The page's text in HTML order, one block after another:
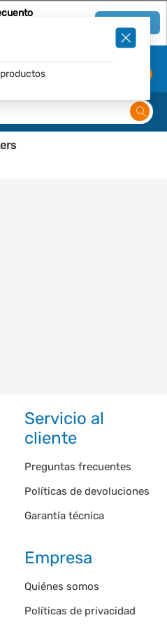
Servicio al
cliente
Preguntas frecuentes
Políticas de devoluciones
Garantía técnica
Empresa
Quiénes somos
Políticas de privacidad